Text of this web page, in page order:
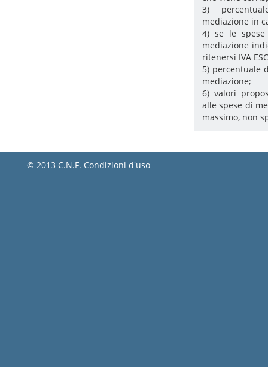
3)
mediazione in
4) se le
mediazione
ritenersi IVA
5) percentuale
mediazione;
6) valori
alle spese di
massimo, non
© 2013 C.N.F. Condizioni d'uso